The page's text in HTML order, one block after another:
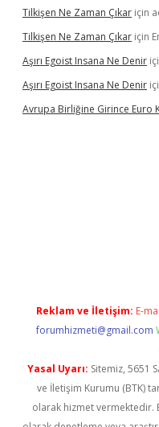
Tilkişen Ne Zaman Çıkar için
Tilkişen Ne Zaman Çıkar için
Aşırı Egoist Insana Ne Denir
Aşırı Egoist Insana Ne Denir
Avrupa Birliğine Girince Euro
Reklam ve İletişim: E-
forumhizmeti@gmail.com
Yasal Uyarı: Sitemiz, 5651
ve İletişim Kurumu (BTK)
olarak hizmet